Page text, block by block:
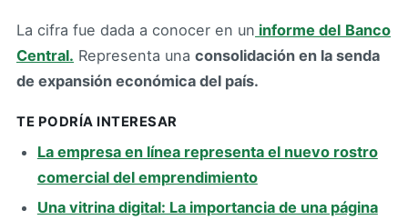
La cifra fue dada a conocer en un informe del Banco
Central. Representa una consolidación en la senda
de expansión económica del país.
TE PODRÍA INTERESAR
La empresa en línea representa el nuevo rostro
comercial del emprendimiento
Una vitrina digital: La importancia de una página